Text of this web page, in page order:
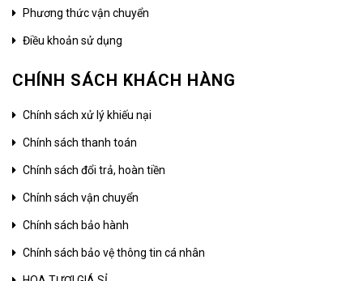
Phương thức vận chuyển
Điều khoản sử dụng
CHÍNH SÁCH KHÁCH HÀNG
Chính sách xử lý khiếu nại
Chính sách thanh toán
Chính sách đổi trả, hoàn tiền
Chính sách vận chuyển
Chính sách bảo hành
Chính sách bảo vệ thông tin cá nhân